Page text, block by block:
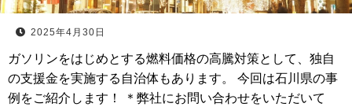
2025年4月30日
ガソリンをはじめとする燃料価格の高騰対策として、独自
の支援金を実施する自治体もあります。 今回は石川県の事
例をご紹介します！ ＊弊社にお問い合わせをいただいて